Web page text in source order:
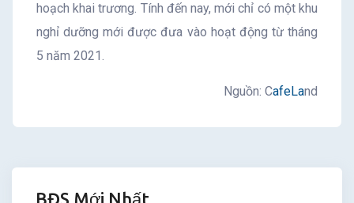
hoạch khai trương. Tính đến nay, mới chỉ có một khu
nghỉ dưỡng mới được đưa vào hoạt động từ tháng
5 năm 2021.
Nguồn: CafeLand
BĐS Mới Nhất